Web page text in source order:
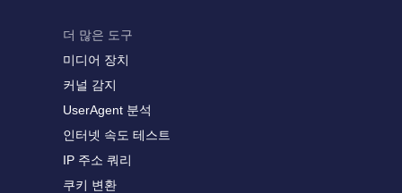
더 많은 도구
미디어 장치
커널 감지
UserAgent 분석
인터넷 속도 테스트
IP 주소 쿼리
쿠키 변환